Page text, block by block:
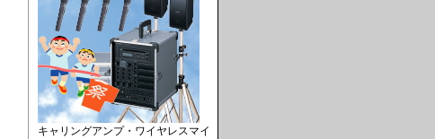
キャリングアンプ・ワイヤレスマイ